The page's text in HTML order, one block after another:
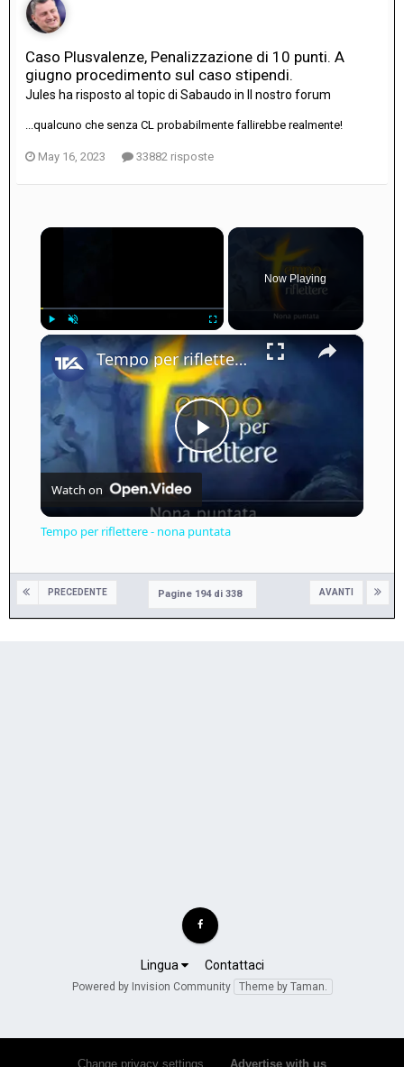
Caso Plusvalenze, Penalizzazione di 10 punti. A
giugno procedimento sul caso stipendi.
Jules ha risposto al topic di Sabaudo in Il nostro forum
...qualcuno che senza CL probabilmente fallirebbe realmente!
May 16, 2023 33882 risposte
×
Unmute
Now Playing
×
Play
Video
Tempo per riflettere - nona puntata
Watch on
Tempo per riflettere - nona puntata
PRECEDENTE AVANTI
Pagine 194 di 338
Lingua Contattaci
Powered by Invision Community Theme by Taman.
Change privacy settings Advertise with us